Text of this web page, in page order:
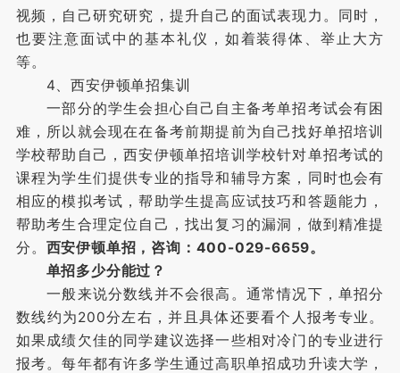
视频，自己研究研究，提升自己的面试表现力。同时，
也要注意面试中的基本礼仪，如着装得体、举止大方
等。
4、西安伊顿单招集训
一部分的学生会担心自己自主备考单招考试会有困
难，所以就会现在在备考前期提前为自己找好单招培训
学校帮助自己，西安伊顿单招培训学校针对单招考试的
课程为学生们提供专业的指导和辅导方案，同时也会有
相应的模拟考试，帮助学生提高应试技巧和答题能力，
帮助考生合理定位自己，找出复习的漏洞，做到精准提
分。 西安伊顿单招 ，咨询：400-029-6659。
单招多少分能过？
一般来说分数线并不会很高。通常情况下，单招分
数线约为200分左右，并且具体还要看个人报考专业。
如果成绩欠佳的同学建议选择一些相对冷门的专业进行
报考。每年都有许多学生通过高职单招成功升读大学，